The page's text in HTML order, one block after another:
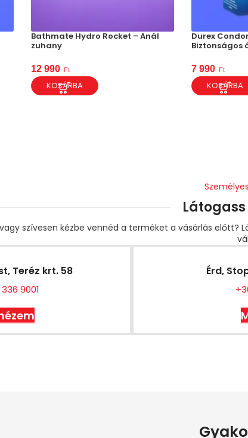
Bathmate Hydro Rocket – Anál
zuhany
12 990 Ft
KOSÁRBA
Durex
Biztonságos
7 990 Ft
KOSÁRBA
szívesen kézbe vennéd a terméket a vásárlás előtt?
Teréz krt. 58
9001
Érd,